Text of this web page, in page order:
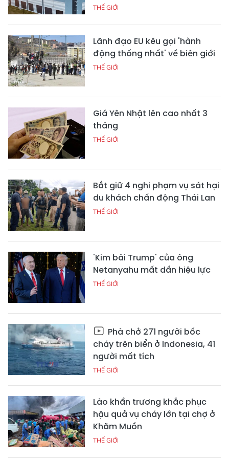
THẾ GIỚI
Lãnh đạo EU kêu gọi 'hành
động thống nhất' về biên giới
THẾ GIỚI
Giá Yên Nhật lên cao nhất 3
tháng
THẾ GIỚI
Bắt giữ 4 nghi phạm vụ sát hại
du khách chấn động Thái Lan
THẾ GIỚI
'Kim bài Trump' của ông
Netanyahu mất dần hiệu lực
THẾ GIỚI
Phà chở 271 người bốc
cháy trên biển ở Indonesia, 41
người mất tích
THẾ GIỚI
Lào khẩn trương khắc phục
hậu quả vụ cháy lớn tại chợ ở
Khăm Muồn
THẾ GIỚI